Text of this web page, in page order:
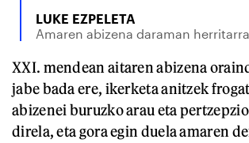
LUKE EZPELETA
Amaren abizena daraman herritarra
XXI. mendean aitaren abizena
jabe bada ere, ikerketa anitzek
abizenei buruzko arau eta
direla, eta gora egin duela amaren